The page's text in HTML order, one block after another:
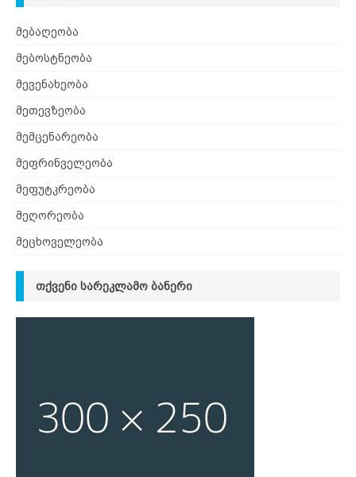
მებაღეობა
მებოსტნეობა
მევენახეობა
მეთევზეობა
მემცენარეობა
მეფრინველეობა
მეფუტკრეობა
მეღორეობა
მეცხოველეობა
ᲗᲥᲕᲔᲜᲘ ᲡᲐᲠᲔᲙᲚᲐᲛᲝ ᲑᲐᲜᲔᲠᲘ